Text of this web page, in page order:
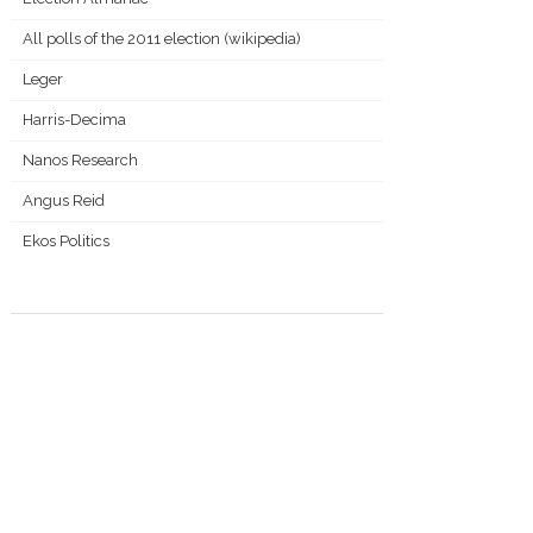
All polls of the 2011 election (wikipedia)
Leger
Harris-Decima
Nanos Research
Angus Reid
Ekos Politics